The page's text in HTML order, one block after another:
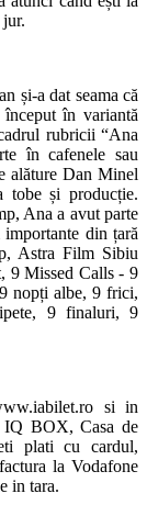
și-a dat seama că
în variantă
rubricii “Ana
în cafenele sau
alăture Dan Minel
tobe și producție.
Ana a avut parte
din țară
Astra Film Sibiu
9 Missed Calls - 9
nopți albe, 9 frici,
9 finaluri, 9
si in
BOX, Casa de
plati cu cardul,
la Vodafone
in tara.